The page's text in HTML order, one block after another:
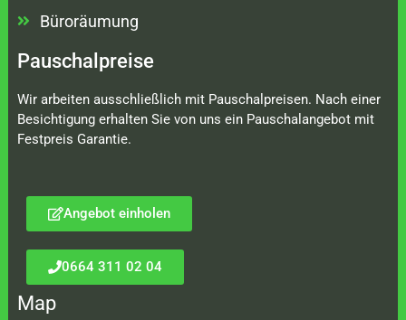
Büroräumung
Pauschalpreise
Wir arbeiten ausschließlich mit Pauschalpreisen. Nach einer
Besichtigung erhalten Sie von uns ein Pauschalangebot mit
Festpreis Garantie.
Angebot einholen
0664 311 02 04
Map